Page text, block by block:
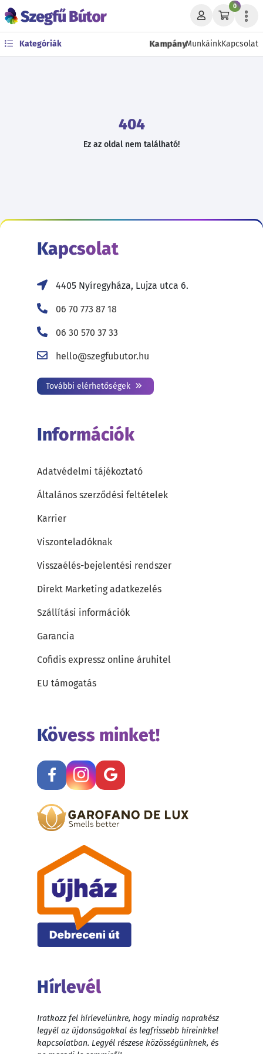
0
Kategóriák KampányMunkáinkKapcsolat
404
Ez az oldal nem található!
Kapcsolat
4405 Nyíregyháza, Lujza utca 6.
06 70 773 87 18
06 30 570 37 33
hello@szegfubutor.hu
További elérhetőségek
Információk
Adatvédelmi tájékoztató
Általános szerződési feltételek
Karrier
Viszonteladóknak
Visszaélés-bejelentési rendszer
Direkt Marketing adatkezelés
Szállítási információk
Garancia
Cofidis expressz online áruhitel
EU támogatás
Kövess minket!
Hírlevél
Iratkozz fel hírlevelünkre, hogy mindig naprakész
legyél az újdonságokkal és legfrissebb híreinkkel
kapcsolatban. Legyél részese közösségünknek, és